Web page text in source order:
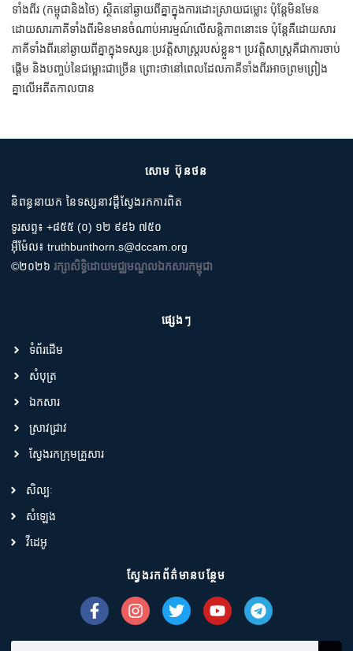
ទាំងពីរ (កម្ពុជានិងថៃ) ស្ថិតនៅឆ្ងាយពីគ្នាក្នុងការដោះស្រាយជម្លោះ ប៉ុន្តែមិនមែន
ដោយសារភាគីទាំងពីរមិនមានចំណាប់អារម្មណ៍លើសន្តិភាពនោះទេ ប៉ុន្តែគឺដោយសារ
ភាគីទាំងពីរនៅឆ្ងាយពីគ្នាក្នុងទស្សនៈប្រវត្តិសាស្ត្ររបស់ខ្លួន។ ប្រវត្តិសាស្ត្រគឺជាការចាប់
ផ្តើម និងបញ្ចប់នៃជម្លោះជាច្រើន ព្រោះថានៅពេលដែលភាគីទាំងពីរអាចព្រមព្រៀង
គ្នាលើអតីតកាលបាន
សោម ប៊ុនថន
និពន្ធនាយក នៃទស្សនាវដ្តីស្វែងរកការពិត
ទូរសព្ទ៖ +៨៥៥ (០) ១២ ៩៩៦ ៧៥០
អ៊ីម៉ែល៖ truthbunthorn.s@dccam.org
©២០២៦ រក្សាសិទ្ធិដោយមជ្ឈមណ្ឌលឯកសារកម្ពុជា
ផ្សេងៗ
ទំព័រដើម
សំបុត្រ
ឯកសារ
ស្រាវជ្រាវ
ស្វែងរកក្រុមគ្រួសារ
សិល្បៈ
សំឡេង
វីដេអូ
ស្វែងរកព័ត៌មានបន្ថែម